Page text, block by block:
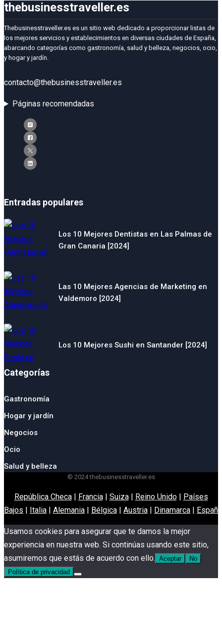
thebusinesstraveller.es
Thebusinesstraveller.es es un sitio web dedicado a proporcionar listas de
los mejores servicios y establecimientos en diversas ciudades de España,
abarcando categorías como gastronomía, salud y belleza, negocios, ocio,
y hogar y jardín.
contacto@thebusinesstraveller.es
Páginas recomendadas
Entradas populares
Los 10 Mejores Dentistas en Las Palmas de
Gran Canaria [2024]
Las 10 Mejores Agencias de Marketing en
Valdemoro [2024]
Los 10 Mejores Sushi en Santander [2024]
Categorías
Gastronomía
Hogar y jardín
Negocios
Ocio
Salud y belleza
© 2024 thebusinesstraveller.es
República Checa| Francia| Suiza| Reino Unido| Países
Bajos | Italia | Alemania | Bélgica | Austria | Dinamarca | España
Usamos cookies para asegurar que te damos la mejor
experiencia en nuestra web. Si continúas usando este sitio,
asumiremos que estás de acuerdo con ello. Aceptar
No
Política de privacidad